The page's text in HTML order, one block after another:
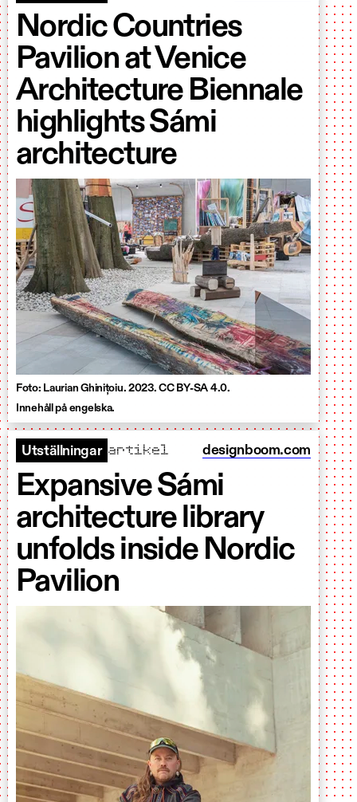
Nordic Countries
Pavilion at Venice
Architecture Biennale
highlights Sámi
architecture
Foto: Laurian Ghinițoiu. 2023. CC BY-SA 4.0.
Innehåll på engelska.
Utställningar artikel designboom.com
Expansive Sámi
architecture library
unfolds inside Nordic
Pavilion